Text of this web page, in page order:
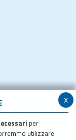
x
per
utilizzare